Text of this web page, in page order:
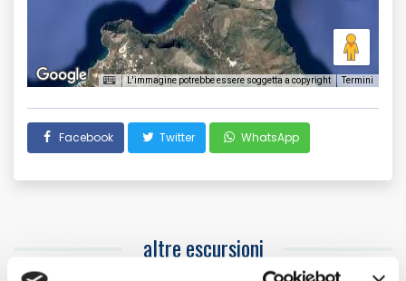
L'immagine potrebbe essere soggetta a copyright Termini
Facebook Twitter WhatsApp
altre escursioni